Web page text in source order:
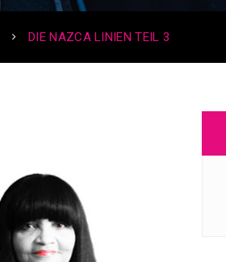
DIE NAZCA LINIEN TEIL 3